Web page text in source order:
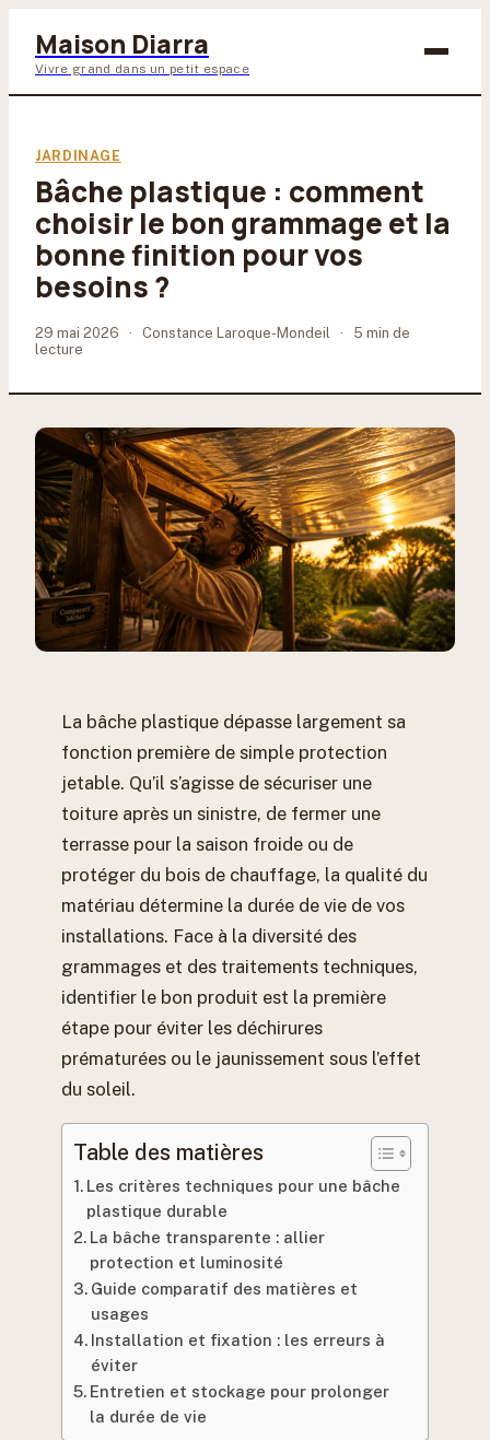
Maison Diarra
Vivre grand dans un petit espace
Maison & Déco
Jardinage
Lifestyle
JARDINAGE
Bâche plastique : comment
choisir le bon grammage et la
bonne finition pour vos
besoins ?
29 mai 2026 · Constance Laroque-Mondeil ·
5 min de
lecture
La bâche plastique dépasse largement sa
fonction première de simple protection
jetable. Qu’il s’agisse de sécuriser une
toiture après un sinistre, de fermer une
terrasse pour la saison froide ou de
protéger du bois de chauffage, la qualité du
matériau détermine la durée de vie de vos
installations. Face à la diversité des
grammages et des traitements techniques,
identifier le bon produit est la première
étape pour éviter les déchirures
prématurées ou le jaunissement sous l’effet
du soleil.
Table des matières
Les critères techniques pour une bâche
plastique durable
La bâche transparente : allier
protection et luminosité
Guide comparatif des matières et
usages
Installation et fixation : les erreurs à
éviter
Entretien et stockage pour prolonger
la durée de vie